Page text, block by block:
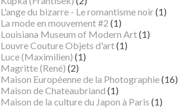
L'ange du bizarre - Le romantisme noir(1)
La mode en mouvement #2 (1)
Louisiana Museum of Modern Art(1)
Louvre Couture Objets d'art(1)
Luce (Maximilien) (1)
Magritte (René) (2)
Maison Européenne de la Photographie(16)
Maison de Chateaubriand (1)
Maison de la culture du Japon à Paris (1)